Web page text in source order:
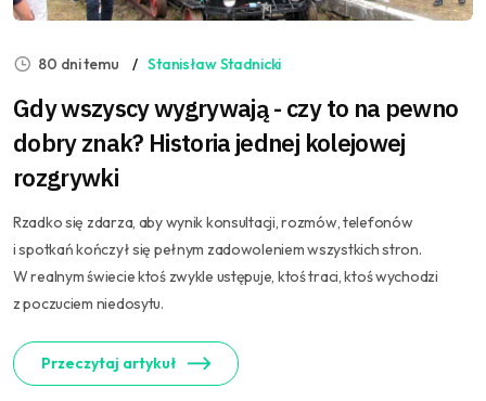
80 dni temu Stanisław Stadnicki
Gdy wszyscy wygrywają - czy to na pewno
dobry znak? Historia jednej kolejowej
rozgrywki
Rzadko się zdarza, aby wynik konsultacji, rozmów, telefonów
i spotkań kończył się pełnym zadowoleniem wszystkich stron.
W realnym świecie ktoś zwykle ustępuje, ktoś traci, ktoś wychodzi
z poczuciem niedosytu.
Przeczytaj artykuł